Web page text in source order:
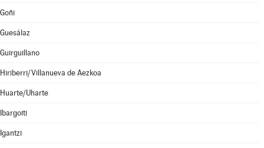
Goñi
Guesálaz
Guirguillano
Hiriberri/Villanueva de Aezkoa
Huarte/Uharte
Ibargoiti
Igantzi